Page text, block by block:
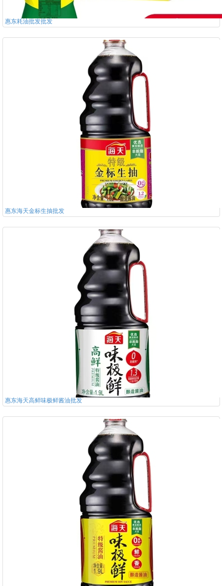
惠东耗油批发批发
惠东海天金标生抽批发
惠东海天高鲜味极鲜酱油批发